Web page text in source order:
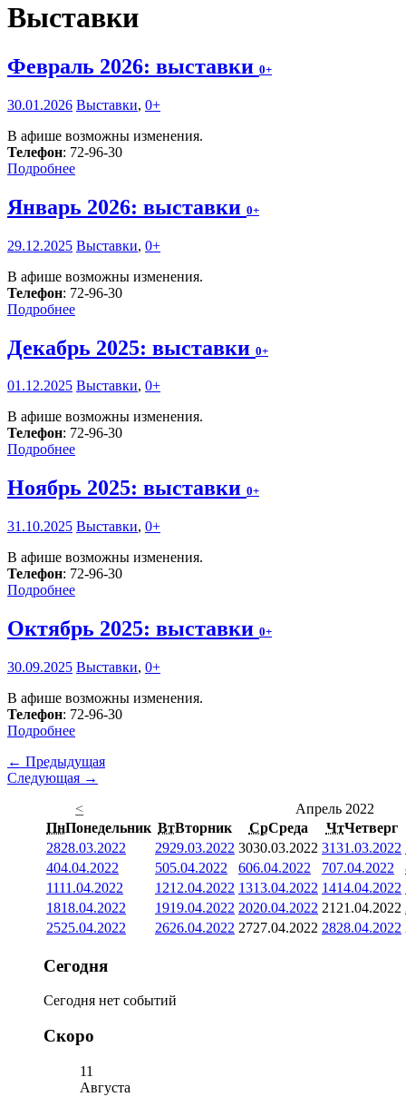
Выставки
Февраль 2026: выставки 0+
30.01.2026 Выставки, 0+
В афише возможны изменения.
Телефон: 72-96-30
Подробнее
Январь 2026: выставки 0+
29.12.2025 Выставки, 0+
В афише возможны изменения.
Телефон: 72-96-30
Подробнее
Декабрь 2025: выставки 0+
01.12.2025 Выставки, 0+
В афише возможны изменения.
Телефон: 72-96-30
Подробнее
Ноябрь 2025: выставки 0+
31.10.2025 Выставки, 0+
В афише возможны изменения.
Телефон: 72-96-30
Подробнее
Октябрь 2025: выставки 0+
30.09.2025 Выставки, 0+
В афише возможны изменения.
Телефон: 72-96-30
Подробнее
← Предыдущая
Следующая →
<
Апрель 2022
ПнПонедельник ВтВторник СрСреда ЧтЧетверг
2828.03.2022 2929.03.2022 3030.03.2022 3131.03.2022
404.04.2022 505.04.2022 606.04.2022 707.04.2022
1111.04.2022 1212.04.2022 1313.04.2022 1414.04.2022
1818.04.2022 1919.04.2022 2020.04.2022 21 21.04.2022
2525.04.2022 2626.04.2022 2727.04.2022 2828.04.2022
Сегодня
Сегодня нет событий
Скоро
11
Августа